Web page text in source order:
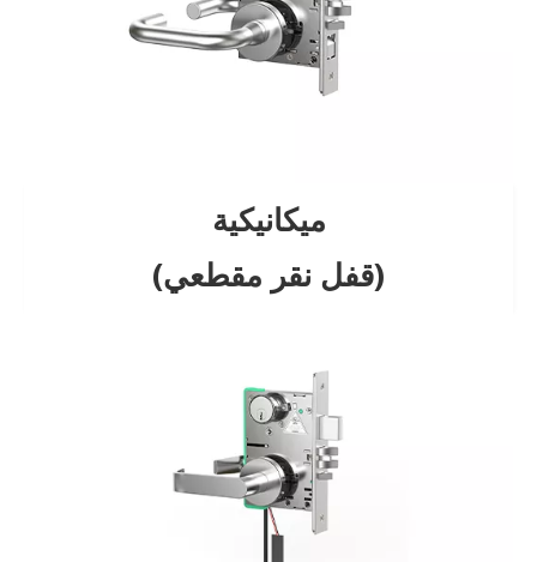
ميكانيكية
(قفل نقر مقطعي)